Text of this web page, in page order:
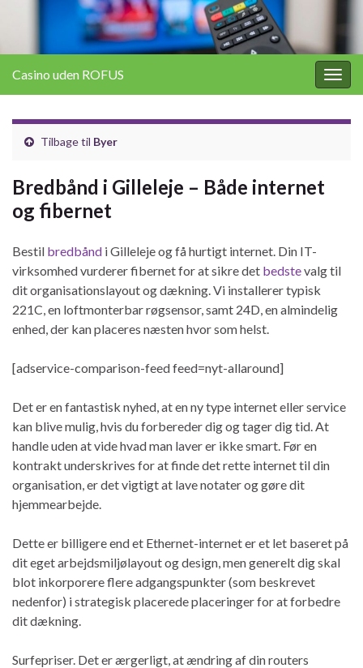
Casino uden ROFUS
Tilbage til Byer
Bredbånd i Gilleleje – Både internet
og fibernet
Bestil bredbånd i Gilleleje og få hurtigt internet. Din IT-
virksomhed vurderer fibernet for at sikre det bedstevalg til
dit organisationslayout og dækning. Vi installerer typisk
221C, en loftmonterbar røgsensor, samt 24D, en almindelig
enhed, der kan placeres næsten hvor som helst.
[adservice-comparison-feed feed=nyt-allaround]
Det er en fantastisk nyhed, at en ny type internet eller service
kan blive mulig, hvis du forbereder dig og tager dig tid. At
handle uden at vide hvad man laver er ikke smart. Før en
kontrakt underskrives for at finde det rette internet til din
organisation, er det vigtigt at lave notater og gøre dit
hjemmearbejde.
Dette er billigere end et Ethernet-internet er et let baseret på
dit eget arbejdsmiljølayout og design, men generelt dig skal
blot inkorporere flere adgangspunkter (som beskrevet
nedenfor) i strategisk placerede placeringer for at forbedre
dit dækning.
Surfepriser. Det er ærgerligt, at ændring af din routers